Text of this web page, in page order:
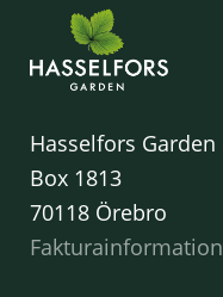
Hasselfors Garden
Box 1813
70118 Örebro
Fakturainformation